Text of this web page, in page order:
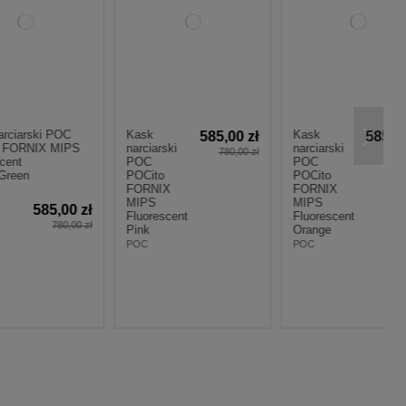
Kask
narciarski
MIPS
Fluorescent
Pink
585,00 zł
780,00 zł
Kask
narciarski
POC
585,00 zł
780,00 zł